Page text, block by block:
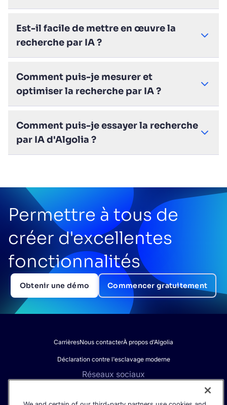
Est-il facile de mettre en œuvre la
recherche par IA ?
Comment puis-je mesurer et
optimiser la recherche par IA ?
Comment puis-je essayer la recherche
par IA d'Algolia ?
Permettre à tous de
créer d'excellentes
fonctionnalités
Obtenir une démo Commencer gratuitement
CarrièresNous contacterÀ propos d'Algolia
Déclaration contre l'esclavage moderne
Réseaux sociaux